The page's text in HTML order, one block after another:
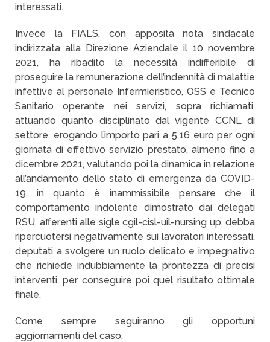
interessati.
Invece la FIALS, con apposita nota sindacale
indirizzata alla Direzione Aziendale il 10 novembre
2021, ha ribadito la necessità indifferibile di
proseguire la remunerazione dell’indennità di malattie
infettive al personale Infermieristico, OSS e Tecnico
Sanitario operante nei servizi, sopra richiamati,
attuando quanto disciplinato dal vigente CCNL di
settore, erogando l’importo pari a 5,16 euro per ogni
giornata di effettivo servizio prestato, almeno fino a
dicembre 2021, valutando poi la dinamica in relazione
all’andamento dello stato di emergenza da COVID-
19, in quanto è inammissibile pensare che il
comportamento indolente dimostrato dai delegati
RSU, afferenti alle sigle cgil-cisl-uil-nursing up, debba
ripercuotersi negativamente sui lavoratori interessati,
deputati a svolgere un ruolo delicato e impegnativo
che richiede indubbiamente la prontezza di precisi
interventi, per conseguire poi quel risultato ottimale
finale.
Come sempre seguiranno gli opportuni
aggiornamenti del caso.